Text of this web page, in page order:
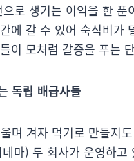
로 생기는 이익을 한
에 갈 수 있어 숙식비가
이 모처럼 갈증을 푸는
독립 배급사들
며 겨자 먹기로 만들지
마) 두 회사가 운영하